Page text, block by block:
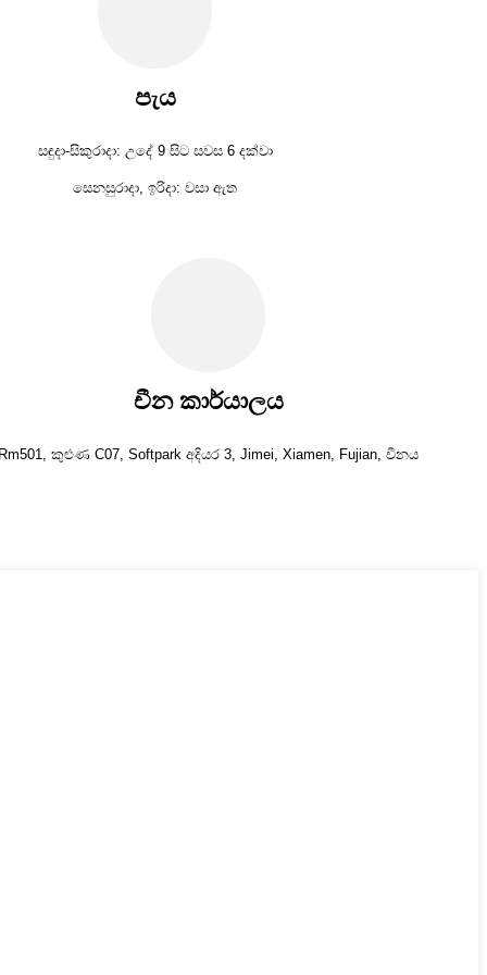
පැය
සඳුදා-සිකුරාදා: උදේ 9 සිට සවස 6 දක්වා
සෙනසුරාදා, ඉරිදා: වසා ඇත
චීන කාර්යාලය
කුළුණ C07, Softpark අදියර 3, Jimei, Xiamen, Fujian, චීනය